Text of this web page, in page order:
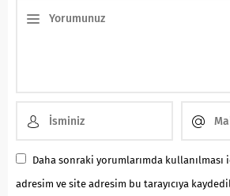
Daha sonraki yorumlarımda kullanılması
adresim ve site adresim bu tarayıcıya